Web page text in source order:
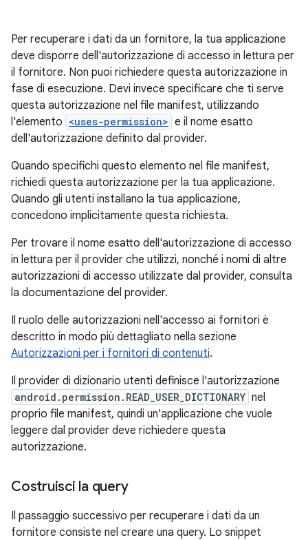
Per recuperare i dati da un fornitore, la tua applicazione
deve disporre dell'autorizzazione di accesso in lettura per
il fornitore. Non puoi richiedere questa autorizzazione in
fase di esecuzione. Devi invece specificare che ti serve
questa autorizzazione nel file manifest, utilizzando
l'elemento <uses-permission> e il nome esatto
dell'autorizzazione definito dal provider.
Quando specifichi questo elemento nel file manifest,
richiedi questa autorizzazione per la tua applicazione.
Quando gli utenti installano la tua applicazione,
concedono implicitamente questa richiesta.
Per trovare il nome esatto dell'autorizzazione di accesso
in lettura per il provider che utilizzi, nonché i nomi di altre
autorizzazioni di accesso utilizzate dal provider, consulta
la documentazione del provider.
Il ruolo delle autorizzazioni nell'accesso ai fornitori è
descritto in modo più dettagliato nella sezione
Autorizzazioni per i fornitori di contenuti.
Il provider di dizionario utenti definisce l'autorizzazione
android.permission.READ_USER_DICTIONARY nel
proprio file manifest, quindi un'applicazione che vuole
leggere dal provider deve richiedere questa
autorizzazione.
Costruisci la query
Il passaggio successivo per recuperare i dati da un
fornitore consiste nel creare una query. Lo snippet